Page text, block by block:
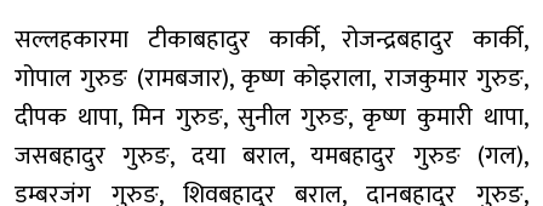
सल्लहकारमा टीकाबहादुर कार्की, रोजन्द्रबहादुर कार्की,
गोपाल गुरुङ (रामबजार), कृष्ण कोइराला, राजकुमार गुरुङ,
दीपक थापा, मिन गुरुङ, सुनील गुरुङ, कृष्ण कुमारी थापा,
जसबहादुर गुरुङ, दया बराल, यमबहादुर गुरुङ (गल),
डम्बरजंग गुरुङ, शिवबहादुर बराल, दानबहादुर गुरुङ,